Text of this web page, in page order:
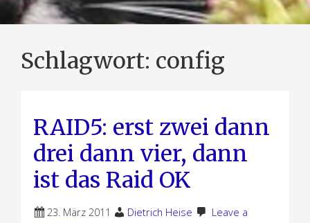
Schlagwort: config
RAID5: erst zwei dann
drei dann vier, dann
ist das Raid OK
23. März 2011 Dietrich Heise
Leave a